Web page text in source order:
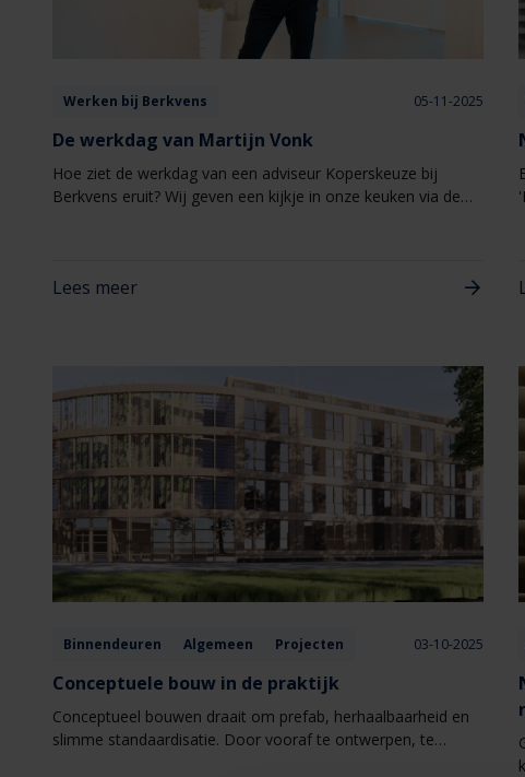
Werken bij Berkvens 05-11-2025
De werkdag van Martijn Vonk
Hoe ziet de werkdag van een adviseur Koperskeuze bij
Berkvens eruit? Wij geven een kijkje in onze keuken via de
Lees meer
Binnendeuren Algemeen Projecten 03-10-2025
Conceptuele bouw in de praktijk
Conceptueel bouwen draait om prefab, herhaalbaarheid en
slimme standaardisatie. Door vooraf te ontwerpen, te